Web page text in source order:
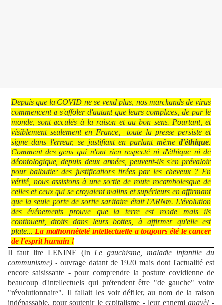
Depuis que la COVID ne se vend plus, nos marchands de virus
commencent à s'affoler d'autant que leurs complices, de par le
monde, sont acculés à la raison et au bon sens. Pourtant, et
visiblement seulement en France, toute la presse persiste et
signe dans l'erreur, se justifiant en parlant mêmed'éthique.
Comment des gens qui n'ont rien respecté ni d'éthique ni de
déontologique, depuis deux années, peuvent-ils s'en prévaloir
pour balbutier des justifications tirées par les cheveux ? En
vérité, nous assistons à une sortie de route rocambolesque de
celles et ceux qui se croyaient malins et supérieurs en affirmant
que la seule porte de sortie sanitaire était l'ARNm. L'évolution
des événements prouve que la terre est ronde mais ils
continuent, droits dans leurs bottes, à affirmer qu'elle est
plate... La malhonnêteté intellectuelle a toujours été le cancer
de l'esprit humain !
Il faut lire LENINE (In Le gauchisme, maladie infantile du
communisme) - ouvrage datant de 1920 mais dont l'actualité est
encore saisissante - pour comprendre la posture covidienne de
beaucoup d'intellectuels qui prétendent être "de gauche" voire
"révolutionnaire". Il fallait les voir défiler, au nom de la raison
indépassable, pour soutenir le capitalisme - leur ennemiangyèl -